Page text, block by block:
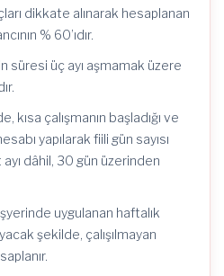
dikkate alınarak hesaplanan
% 60’ıdır.
süresi üç ayı aşmamak üzere
kısa çalışmanın başladığı ve
yapılarak fiili gün sayısı
dâhil, 30 gün üzerinden
uygulanan haftalık
şekilde, çalışılmayan